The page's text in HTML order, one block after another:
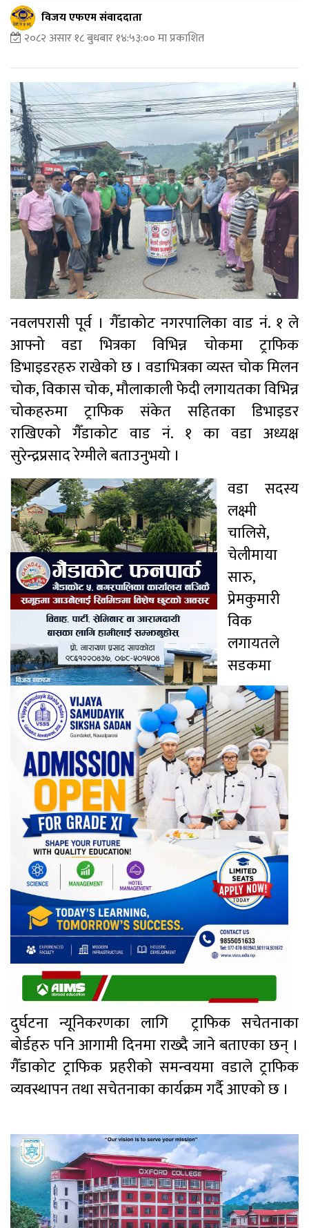
विजय एफएम संवाददाता
२०८२ असार १८ बुधबार १४:५३:०० मा प्रकाशित
नवलपरासी पूर्व । गैँडाकोट नगरपालिका वाड नं. १ ले
आफ्नो वडा भित्रका विभिन्न चोकमा ट्राफिक
डिभाइडरहरु राखेको छ । वडाभित्रका व्यस्त चोक मिलन
चोक, विकास चोक, मौलाकाली फेदी लगायतका विभिन्न
चोकहरुमा ट्राफिक संकेत सहितका डिभाइडर
राखिएको गैँडाकोट वाड नं. १ का वडा अध्यक्ष
सुरेन्द्रप्रसाद रेग्मीले बताउनुभयो ।
वडा सदस्य
लक्ष्मी
चालिसे,
चेलीमाया
सारु,
प्रेमकुमारी
विक
लगायतले
सडकमा
दुर्घटना न्यूनिकरणका लागि ट्राफिक सचेतनाका
बोर्डहरु पनि आगामी दिनमा राख्दै जाने बताएका छन् ।
गैँडाकोट ट्राफिक प्रहरीको समन्वयमा वडाले ट्राफिक
व्यवस्थापन तथा सचेतनाका कार्यक्रम गर्दै आएको छ ।